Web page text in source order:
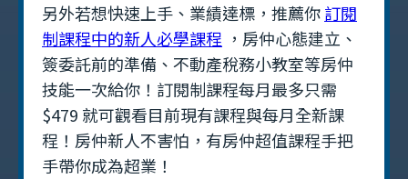
另外若想快速上手、業績達標，推薦你訂閱
制課程中的新人必學課程 ，房仲心態建立、
簽委託前的準備、不動產稅務小教室等房仲
技能一次給你！訂閱制課程每月最多只需
$479 就可觀看目前現有課程與每月全新課
程！房仲新人不害怕，有房仲超值課程手把
手帶你成為超業！